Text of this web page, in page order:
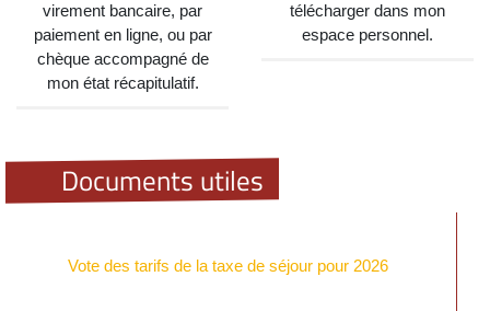
virement bancaire, par
paiement en ligne, ou par
chèque accompagné de
mon état récapitulatif.
télécharger dans mon
espace personnel.
Documents utiles
Vote des tarifs de la taxe de séjour pour 2026